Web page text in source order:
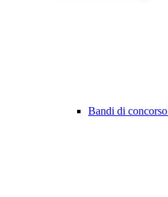
Bandi di concorso